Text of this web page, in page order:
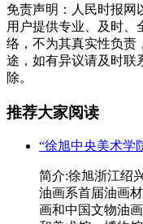
免责声明：人民时报网
用户提供专业、及时、
络，不为其真实性负责
途，如有异议请及时联
除。
推荐大家阅读
“徐旭中央美术学
简介:徐旭浙江绍
油画系首届油画
画和中国文物油